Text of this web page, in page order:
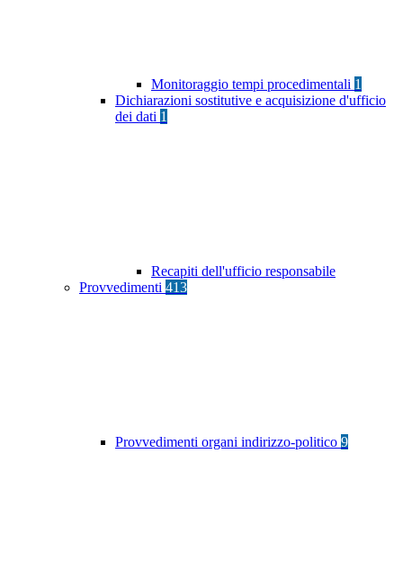
Monitoraggio tempi procedimentali 1
Dichiarazioni sostitutive e acquisizione d'ufficio
dei dati 1
Recapiti dell'ufficio responsabile
Provvedimenti 413
Provvedimenti organi indirizzo-politico 9